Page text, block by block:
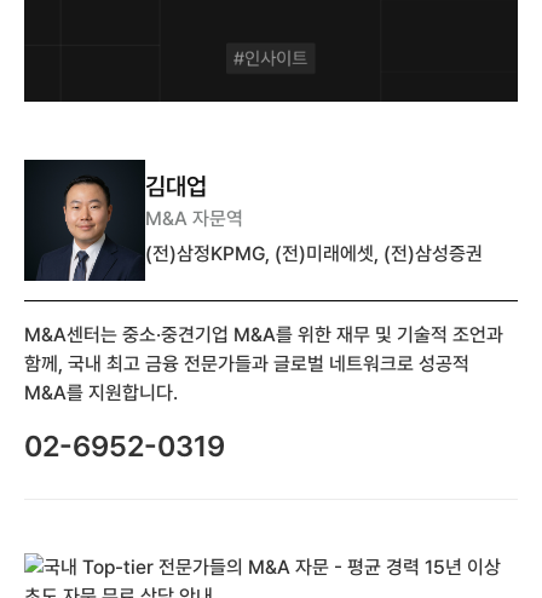
김대업
M&A 자문역
(전)삼정KPMG, (전)미래에셋, (전)삼성증권
M&A센터는 중소·중견기업 M&A를 위한 재무 및 기술적 조언과
함께, 국내 최고 금융 전문가들과 글로벌 네트워크로 성공적
M&A를 지원합니다.
02-6952-0319